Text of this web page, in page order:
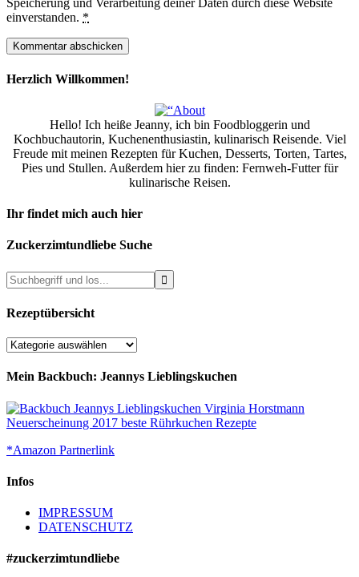
Speicherung und Verarbeitung deiner Daten durch diese Website
einverstanden. *
Herzlich Willkommen!
Hello! Ich heiße Jeanny, ich bin Foodbloggerin und
Kochbuchautorin, Kuchenenthusiastin, kulinarisch Reisende. Viel
Freude mit meinen Rezepten für Kuchen, Desserts, Torten, Tartes,
Pies und Stullen. Außerdem hier zu finden: Fernweh-Futter für
kulinarische Reisen.
Ihr findet mich auch hier
Zuckerzimtundliebe Suche
Rezeptübersicht
Rezeptübersicht
Mein Backbuch: Jeannys Lieblingskuchen
*Amazon Partnerlink
Infos
IMPRESSUM
DATENSCHUTZ
#zuckerzimtundliebe